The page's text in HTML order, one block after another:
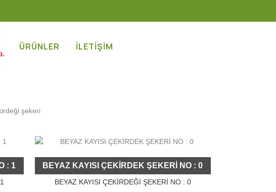
şekeri
: 1 BEYAZ KAYISI ÇEKİRDEK ŞEKERİ NO : 0
BEYAZ KAYISI ÇEKİRDEĞİ ŞEKERİ NO : 0
ÜRÜNLER İLETİŞİM